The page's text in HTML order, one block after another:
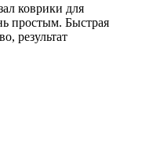
коврики для
простым. Быстрая
результат